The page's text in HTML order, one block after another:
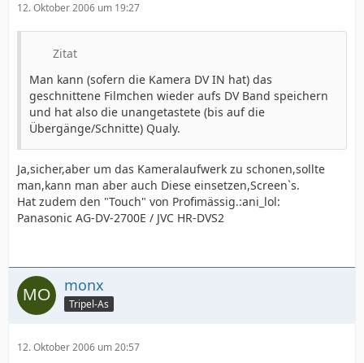
12. Oktober 2006 um 19:27
Zitat
Man kann (sofern die Kamera DV IN hat) das
geschnittene Filmchen wieder aufs DV Band speichern
und hat also die unangetastete (bis auf die
Übergänge/Schnitte) Qualy.
Ja,sicher,aber um das Kameralaufwerk zu schonen,sollte
man,kann man aber auch Diese einsetzen,Screen`s.
Hat zudem den "Touch" von Profimässig.:ani_lol:
Panasonic AG-DV-2700E / JVC HR-DVS2
monx
Tripel-As
12. Oktober 2006 um 20:57